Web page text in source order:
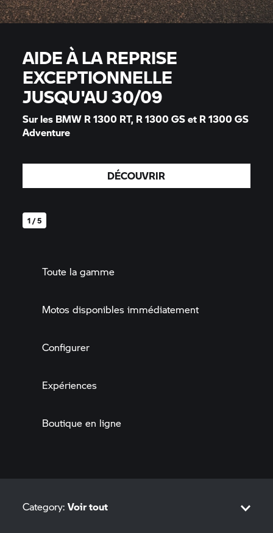
1 / 5
AIDE À LA REPRISE
EXCEPTIONNELLE
JUSQU'AU 30/09
Sur les BMW R 1300 RT, R 1300 GS et R 1300 GS
Adventure
DÉCOUVRIR
Toute la gamme
Motos disponibles immédiatement
Configurer
Expériences
Boutique en ligne
Category:Voir tout